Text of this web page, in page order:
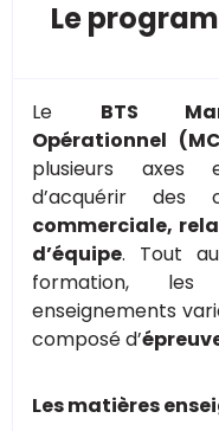
Le
Le BTS
Opérationnel
plusieurs axes
d’acquérir des
commerciale,
d’équipe. Tout
formation,
enseignements
composé d’
Les matières